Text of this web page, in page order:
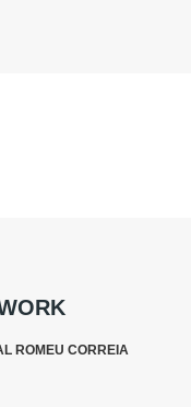
ROMEU CORREIA